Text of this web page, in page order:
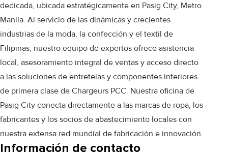
dedicada, ubicada estratégicamente en Pasig City, Metro
Manila. Al servicio de las dinámicas y crecientes
industrias de la moda, la confección y el textil de
Filipinas, nuestro equipo de expertos ofrece asistencia
local, asesoramiento integral de ventas y acceso directo
a las soluciones de entretelas y componentes interiores
de primera clase de Chargeurs PCC. Nuestra oficina de
Pasig City conecta directamente a las marcas de ropa, los
fabricantes y los socios de abastecimiento locales con
nuestra extensa red mundial de fabricación e innovación.
Información de contacto